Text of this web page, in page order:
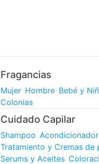
Fragancias
Mujer Hombre Bebé y
Colonias
Cuidado Capilar
Shampoo Acondicionador
Tratamiento y Cremas de
Serums y Aceites